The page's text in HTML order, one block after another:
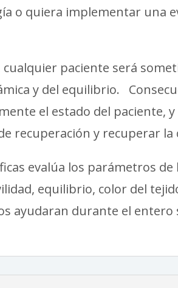
o quiera implementar una
paciente será
y del equilibrio.
el estado del paciente,
recuperación y recuperar la
evalúa los parámetros de
equilibrio, color del
ayudaran durante el entero